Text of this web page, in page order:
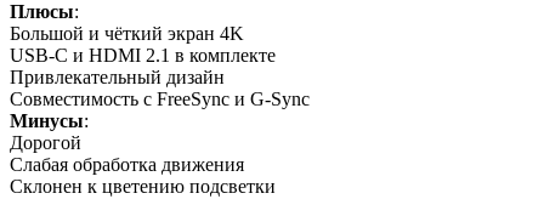
Плюсы:
Большой и чёткий экран 4K
USB-C и HDMI 2.1 в комплекте
Привлекательный дизайн
Совместимость с FreeSync и G-Sync
Минусы:
Дорогой
Слабая обработка движения
Склонен к цветению подсветки